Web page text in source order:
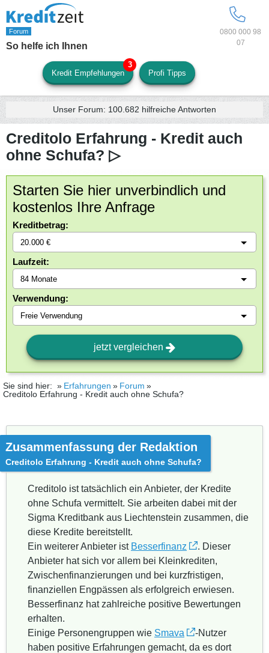
0800 000 98
07
So helfe ich Ihnen
Kredit Empfehlungen Profi Tipps
Unser Forum: 100.682 hilfreiche Antworten
Creditolo Erfahrung - Kredit auch
ohne Schufa? ▷
Starten Sie hier unverbindlich und
kostenlos Ihre Anfrage
Kreditbetrag:
Laufzeit:
Verwendung:
jetzt vergleichen
Sie sind hier: Erfahrungen
Forum
Creditolo Erfahrung - Kredit auch ohne Schufa?
Zusammenfassung der Redaktion
Creditolo Erfahrung - Kredit auch ohne Schufa?
Creditolo ist tatsächlich ein Anbieter, der Kredite
ohne Schufa vermittelt. Sie arbeiten dabei mit der
Sigma Kreditbank aus Liechtenstein zusammen, die
diese Kredite bereitstellt.
Ein weiterer Anbieter ist Besserfinanz
. Dieser
Anbieter hat sich vor allem bei Kleinkrediten,
Zwischenfinanzierungen und bei kurzfristigen,
finanziellen Engpässen als erfolgreich erwiesen.
Besserfinanz hat zahlreiche positive Bewertungen
erhalten.
Einige Personengruppen wie Smava
-Nutzer
haben positive Erfahrungen gemacht, da es dort